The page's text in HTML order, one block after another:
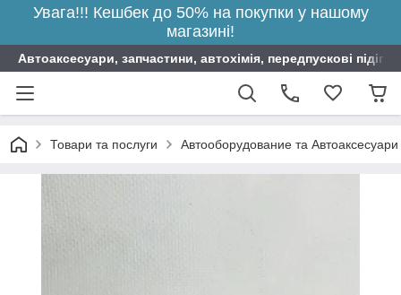
Увага!!! Кешбек до 50% на покупки у нашому
магазині!
Автоаксесуари, запчастини, автохімія, передпускові
Товари та послуги Автооборудование та Автоаксесуари